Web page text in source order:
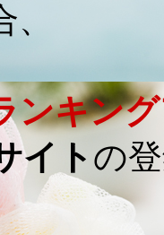
ンキン
イト の